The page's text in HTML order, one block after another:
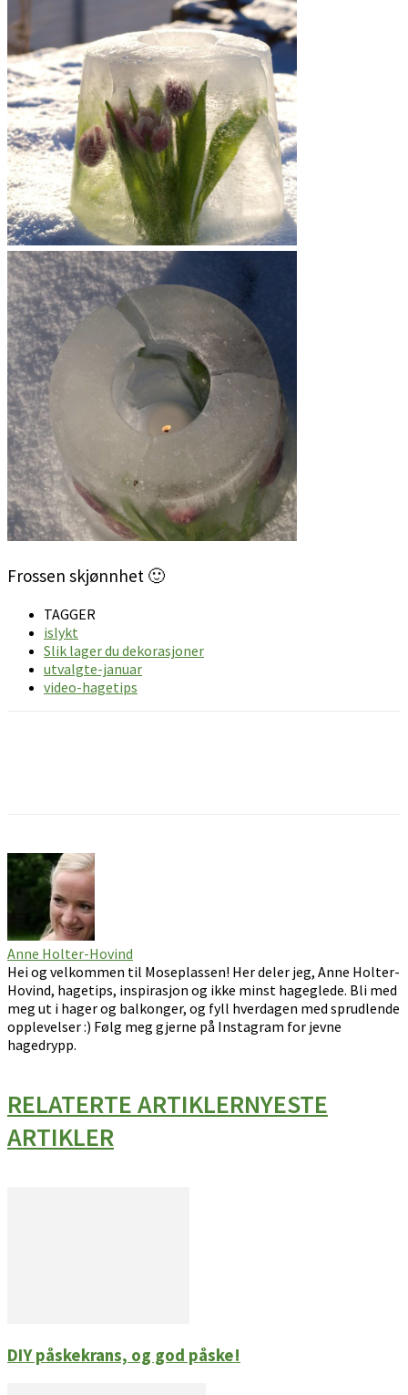
Frossen skjønnhet 🙂
TAGGER
islykt
Slik lager du dekorasjoner
utvalgte-januar
video-hagetips
Anne Holter-Hovind
Hei og velkommen til Moseplassen! Her deler jeg, Anne Holter-
Hovind, hagetips, inspirasjon og ikke minst hageglede. Bli med
meg ut i hager og balkonger, og fyll hverdagen med sprudlende
opplevelser :) Følg meg gjerne på Instagram for jevne
hagedrypp.
RELATERTE ARTIKLERNYESTE
ARTIKLER
DIY påskekrans, og god påske!